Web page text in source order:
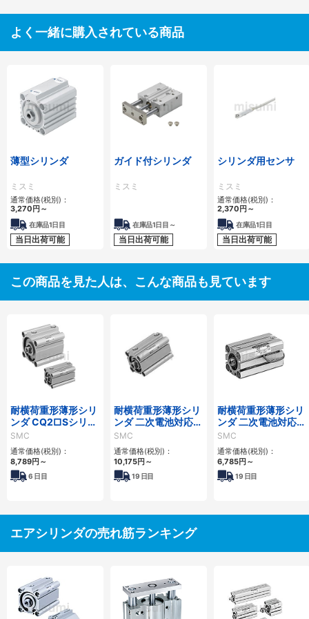
よく一緒に購入されている商品
薄型シリンダ
ミスミ
通常価格(税別)：
3,270 円 ～
在庫品1日目
当日出荷可能
ガイド付シリンダ
ミスミ
在庫品1日目～
当日出荷可能
シリンダ用センサ
ミスミ
通常価格(税別)：
2,370 円 ～
在庫品1日目
当日出荷可能
この商品を見た人は、こんな商品も見ています
耐横荷重形薄形シリ
ンダ CQ2□Sシリー
ズ
SMC
通常価格(税別)：
8,789円 ～
6 日目
耐横荷重形薄形シリ
ンダ 二次電池対応
25A-CQ2□Sシリー
ズ
SMC
通常価格(税別)：
10,175円 ～
19 日目
耐横荷重形薄形シリ
ンダ 二次電池対応
25A-CQS□Sシリー
ズ
SMC
通常価格(税別)：
6,785円 ～
19 日目
エアシリンダの売れ筋ランキング